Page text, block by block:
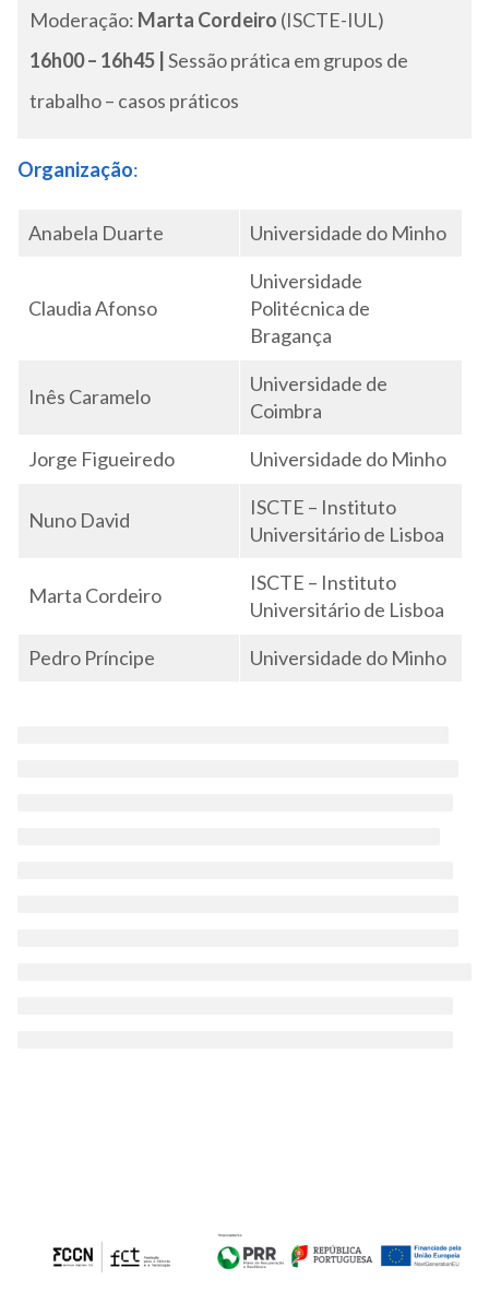
Moderação: Marta Cordeiro (ISCTE-IUL)
16h00 – 16h45 | Sessão prática em grupos de
trabalho – casos práticos
Organização:
Anabela Duarte Universidade do Minho
Claudia Afonso
Universidade
Politécnica de
Bragança
Inês Caramelo
Universidade de
Coimbra
Jorge Figueiredo
Universidade do Minho
Nuno David
ISCTE – Instituto
Universitário de Lisboa
Marta Cordeiro
ISCTE – Instituto
Universitário de Lisboa
Pedro Príncipe
Universidade do Minho